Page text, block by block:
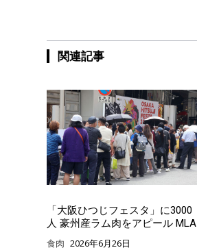
関連記事
「大阪ひつじフェスタ」に3000
人 豪州産ラム肉をアピール MLA
食肉 2026年6月26日